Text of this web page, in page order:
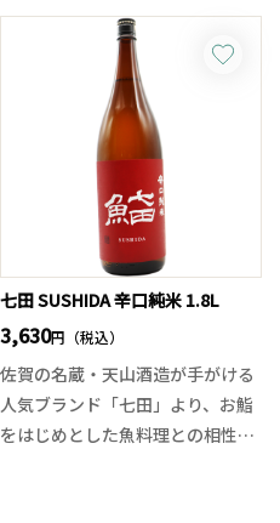
ちよは果実がテーマのお酒となっ
今回はその名の通り、南国トロピ
カルな完熟パインです！濃厚且つ
滑らかな旨味と甘味、開けたてに
はガス感があり、溌溂とした味わ
い。無濾過のフレッシュさとジュ
ーシーさが広がり、余韻も長めで
楽しめる夏季限定酒です。
七田 SUSHIDA 辛口純米 1.8L
3,630円（税込）
佐賀の名蔵・天山酒造が手がける
人気ブランド「七田」より、お鮨
をはじめとした魚料理との相性を